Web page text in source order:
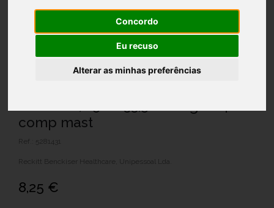
Concordo
Eu recuso
Alterar as minhas preferências
comp mast
Ref.: 5281431
Reckitt Benckiser Healthcare, Unipessoal Lda.
8,25 €